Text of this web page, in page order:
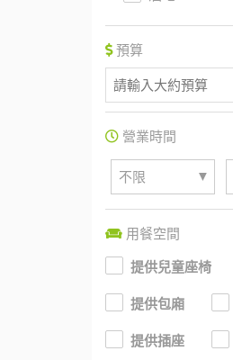
預算
營業時間
不限 ▼
用餐空間
提供兒童座椅
提供包廂
提供插座